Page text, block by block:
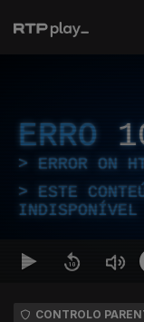
ERRO
ERROR ON
ESTE
INDISPONÍVEL
CONTROLO